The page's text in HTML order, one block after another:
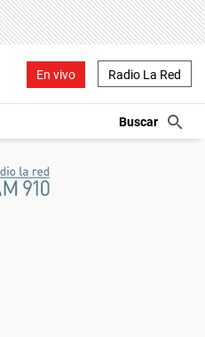
En vivo Radio La Red